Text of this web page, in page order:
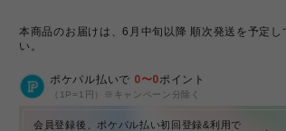
本商品のお届けは、6月中旬以降 順次発送を予定
い。
ポケパル払いで 0〜0ポイント
（1P=1円）※キャンペーン分除く
会員登録後、ポケパル払い初回登録&利用で